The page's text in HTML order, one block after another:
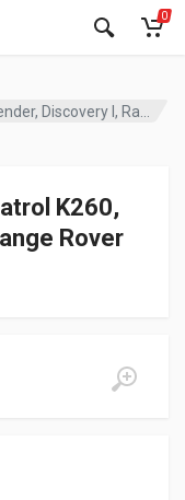
0
K260,
Rover